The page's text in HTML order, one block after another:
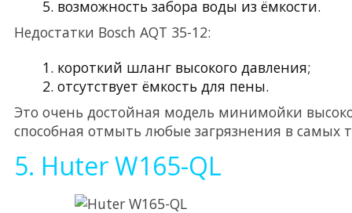
возможность забора воды из ёмкости.
Недостатки Bosch AQT 35-12:
короткий шланг высокого давления;
отсутствует ёмкость для пены.
Это очень достойная модель минимойки
способная отмыть любые загрязнения в самых
5. Huter W165-QL